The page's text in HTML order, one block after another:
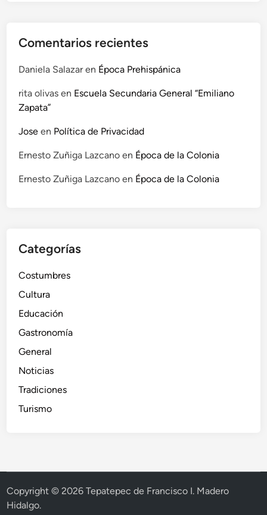
n
b
e
Comentarios recientes
Daniela Salazaren Época Prehispánica
rita olivas en Escuela Secundaria General “Emiliano
Zapata”
Jose en Política de Privacidad
Ernesto Zuñiga Lazcano en Época de la Colonia
Ernesto Zuñiga Lazcano en Época de la Colonia
Categorías
Costumbres
Cultura
Educación
Gastronomía
General
Noticias
Tradiciones
Turismo
Copyright © 2026Tepatepec de Francisco I. Madero
Hidalgo.